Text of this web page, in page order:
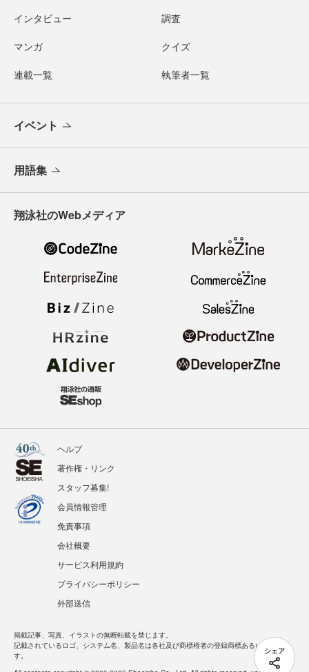
シェア
インタビュー 調査
マンガ クイズ
連載一覧 執筆者一覧
イベント
用語集
翔泳社のWebメディア
ヘルプ
著作権・リンク
スタッフ募集!
会員情報管理
免責事項
会社概要
サービス利用規約
プライバシーポリシー
外部送信
掲載記事、写真、イラストの無断転載を禁じます。
記載されているロゴ、システム名、製品名は各社及び商標権者の登録商標あるいは商標で
す。